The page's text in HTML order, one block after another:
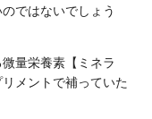
ではないでしょう
量栄養素【ミネラ
メントで補っていた